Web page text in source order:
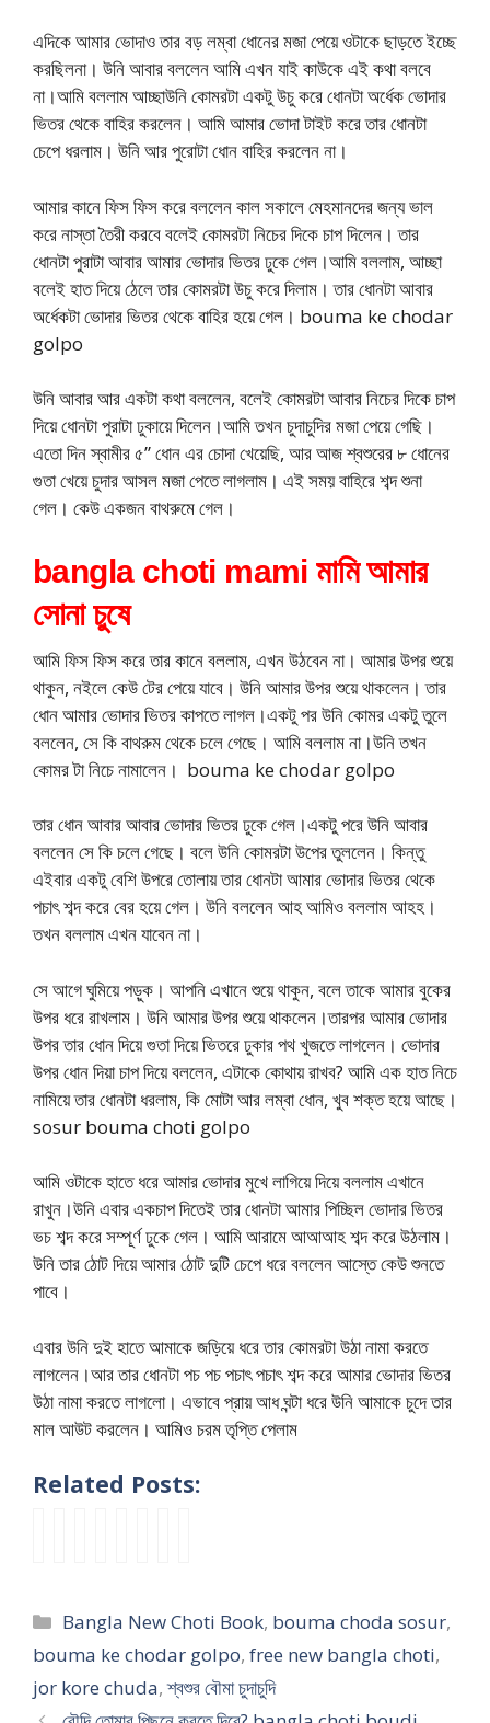
এদিকে আমার ভোদাও তার বড় লম্বা ধোনের মজা পেয়ে ওটাকে ছাড়তে ইচ্ছে
করছিলনা। উনি আবার বললেন আমি এখন যাই কাউকে এই কথা বলবে
না।আমি বললাম আচ্ছাউনি কোমরটা একটু উচু করে ধোনটা অর্ধেক ভোদার
ভিতর থেকে বাহির করলেন। আমি আমার ভোদা টাইট করে তার ধোনটা
চেপে ধরলাম। উনি আর পুরোটা ধোন বাহির করলেন না।
আমার কানে ফিস ফিস করে বললেন কাল সকালে মেহমানদের জন্য ভাল
করে নাস্তা তৈরী করবে বলেই কোমরটা নিচের দিকে চাপ দিলেন। তার
ধোনটা পুরাটা আবার আমার ভোদার ভিতর ঢুকে গেল।আমি বললাম, আচ্ছা
বলেই হাত দিয়ে ঠেলে তার কোমরটা উচু করে দিলাম। তার ধোনটা আবার
অর্ধেকটা ভোদার ভিতর থেকে বাহির হয়ে গেল। bouma ke chodar
golpo
উনি আবার আর একটা কথা বললেন, বলেই কোমরটা আবার নিচের দিকে চাপ
দিয়ে ধোনটা পুরাটা ঢুকায়ে দিলেন।আমি তখন চুদাচুদির মজা পেয়ে গেছি।
এতো দিন স্বামীর ৫” ধোন এর চোদা খেয়েছি, আর আজ শ্বশুরের ৮ ধোনের
গুতা খেয়ে চুদার আসল মজা পেতে লাগলাম। এই সময় বাহিরে শব্দ শুনা
গেল। কেউ একজন বাথরুমে গেল।
bangla choti mami মামি আমার
সোনা চুষে
আমি ফিস ফিস করে তার কানে বললাম, এখন উঠবেন না। আমার উপর শুয়ে
থাকুন, নইলে কেউ টের পেয়ে যাবে। উনি আমার উপর শুয়ে থাকলেন। তার
ধোন আমার ভোদার ভিতর কাপতে লাগল।একটু পর উনি কোমর একটু তুলে
বললেন, সে কি বাথরুম থেকে চলে গেছে। আমি বললাম না।উনি তখন
কোমর টা নিচে নামালেন। bouma ke chodar golpo
তার ধোন আবার আবার ভোদার ভিতর ঢুকে গেল।একটু পরে উনি আবার
বললেন সে কি চলে গেছে। বলে উনি কোমরটা উপের তুললেন। কিন্তু
এইবার একটু বেশি উপরে তোলায় তার ধোনটা আমার ভোদার ভিতর থেকে
পচাৎ শব্দ করে বের হয়ে গেল। উনি বললেন আহ আমিও বললাম আহহ।
তখন বললাম এখন যাবেন না।
সে আগে ঘুমিয়ে পড়ুক। আপনি এখানে শুয়ে থাকুন, বলে তাকে আমার বুকের
উপর ধরে রাখলাম। উনি আমার উপর শুয়ে থাকলেন।তারপর আমার ভোদার
উপর তার ধোন দিয়ে গুতা দিয়ে ভিতরে ঢুকার পথ খুজতে লাগলেন। ভোদার
উপর ধোন দিয়া চাপ দিয়ে বললেন, এটাকে কোথায় রাখব? আমি এক হাত নিচে
নামিয়ে তার ধোনটা ধরলাম, কি মোটা আর লম্বা ধোন, খুব শক্ত হয়ে আছে।
sosur bouma choti golpo
আমি ওটাকে হাতে ধরে আমার ভোদার মুখে লাগিয়ে দিয়ে বললাম এখানে
রাখুন।উনি এবার একচাপ দিতেই তার ধোনটা আমার পিচ্ছিল ভোদার ভিতর
ভচ শব্দ করে সম্পূর্ণ ঢুকে গেল। আমি আরামে আআআহ শব্দ করে উঠলাম।
উনি তার ঠোট দিয়ে আমার ঠোট দুটি চেপে ধরে বললেন আস্তে কেউ শুনতে
পাবে।
এবার উনি দুই হাতে আমাকে জড়িয়ে ধরে তার কোমরটা উঠা নামা করতে
লাগলেন।আর তার ধোনটা পচ পচ পচাৎ পচাৎ শব্দ করে আমার ভোদার ভিতর
উঠা নামা করতে লাগলো। এভাবে প্রায় আধ ঘন্টা ধরে উনি আমাকে চুদে তার
মাল আউট করলেন। আমিও চরম তৃপ্তি পেলাম
Related Posts:
লে
র
উ
মা
পা
রি
বা
ক
রু
ই
k
i
a
c
h
o
i
ৎ
ক
কা
l
a
s
e
ট
কি
রা
Categories
Bangla New Choti Book, bouma choda sosur,
bouma ke chodar golpo, free new bangla choti,
jor kore chuda,শ্বশুর বৌমা চুদাচুদি